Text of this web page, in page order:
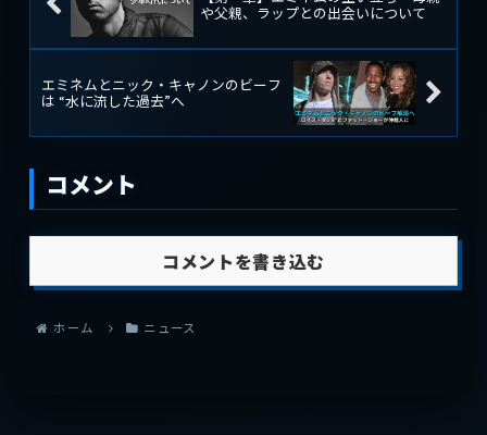
や父親、ラップとの出会いについて
エミネムとニック・キャノンのビーフ
は “水に流した過去”へ
コメント
コメントを書き込む
ホーム ニュース